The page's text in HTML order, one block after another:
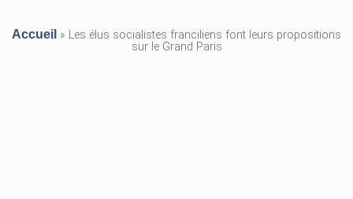
Accueil » Les élus socialistes franciliens font leurs propositions
sur le Grand Paris